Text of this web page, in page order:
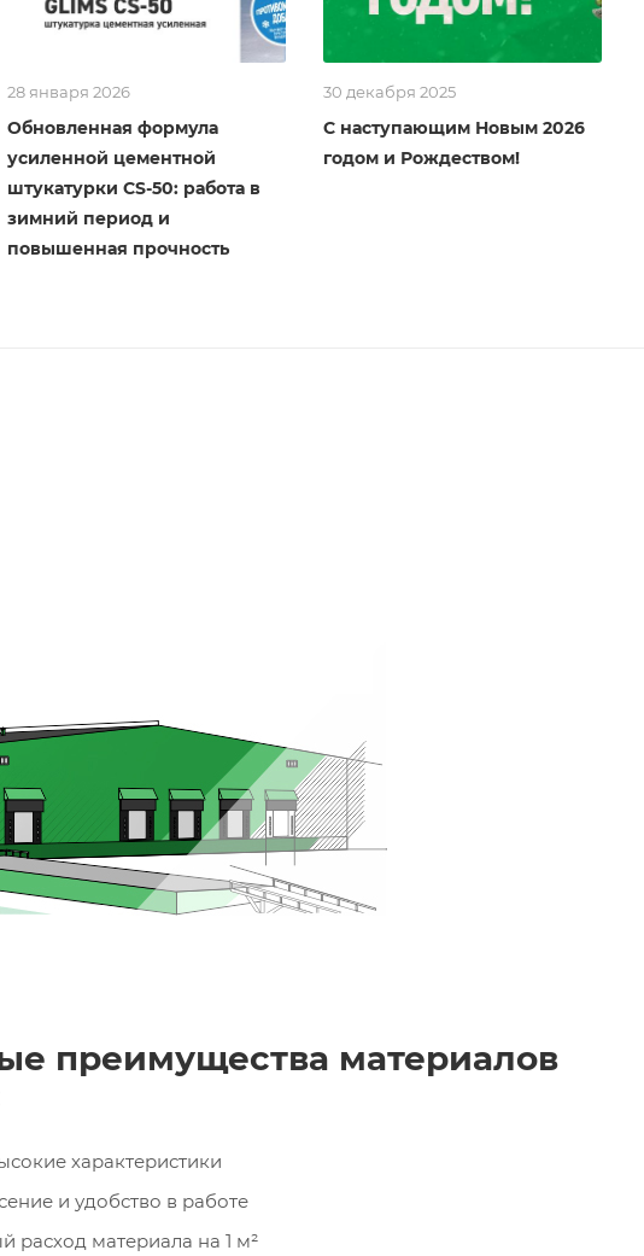
28 января 2026
Обновленная формула
усиленной цементной
штукатурки CS-50: работа в
зимний период и
повышенная прочность
30 декабря 2025
С наступающим Новым 2026
годом и Рождеством!
преимущества материалов
характеристики
и удобство в работе
расход материала на 1 м²